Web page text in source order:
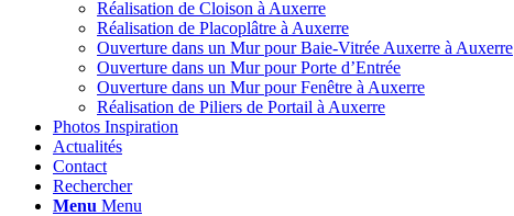
Réalisation de Cloison à Auxerre
Réalisation de Placoplâtre à Auxerre
Ouverture dans un Mur pour Baie-Vitrée Auxerre à Auxerre
Ouverture dans un Mur pour Porte d’Entrée
Ouverture dans un Mur pour Fenêtre à Auxerre
Réalisation de Piliers de Portail à Auxerre
Photos Inspiration
Actualités
Contact
Rechercher
Menu Menu